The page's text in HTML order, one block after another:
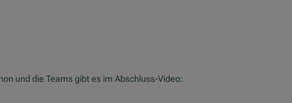
und die Teams gibt es im Abschluss-Video: